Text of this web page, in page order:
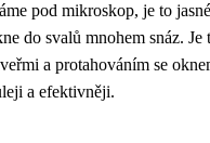
pod mikroskop, je to
do svalů mnohem snáz.
a protahováním se
a efektivněji.